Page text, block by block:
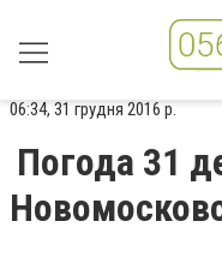
06:34, 31 грудня 2016 р.
Погода 31